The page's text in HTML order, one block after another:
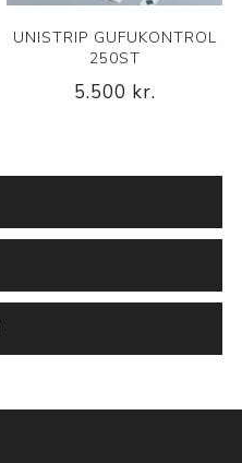
UNISTRIP GUFUKONTROL
250ST
5.500 kr.